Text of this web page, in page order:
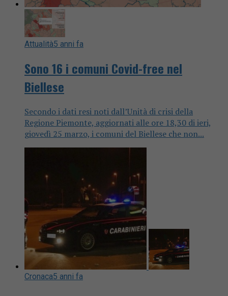
Attualità5 anni fa
Sono 16 i comuni Covid-free nel
Biellese
Secondo i dati resi noti dall’Unità di crisi della
Regione Piemonte, aggiornati alle ore 18,30 di ieri,
giovedì 25 marzo, i comuni del Biellese che non...
Cronaca5 anni fa